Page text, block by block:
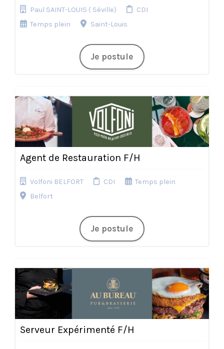
Paul SAINT-LOUIS ( Séville)
CDI
Temps plein
Saint-Louis
Je postule
Agent de Restauration F/H
Volfoni BELFORT CDI
Temps plein
Belfort
Je postule
Serveur Expérimenté F/H